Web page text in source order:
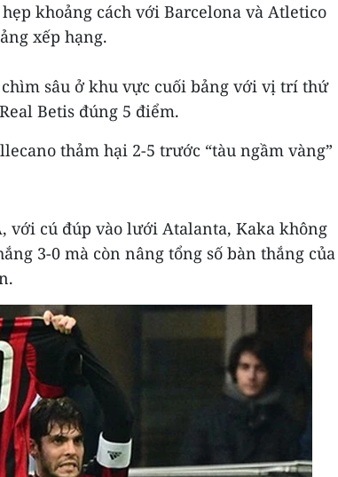
khoảng cách với Barcelona và Atletico
xếp hạng.
sâu ở khu vực cuối bảng với vị trí thứ
Betis đúng 5 điểm.
thảm hại 2-5 trước “tàu ngầm vàng”
với cú đúp vào lưới Atalanta, Kaka không
3-0 mà còn nâng tổng số bàn thắng của